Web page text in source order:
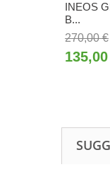
INEOS
B...
270,00 €